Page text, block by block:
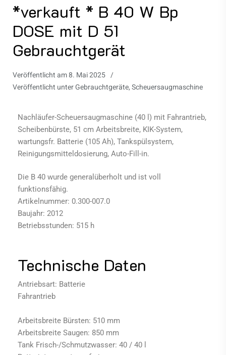
*verkauft * B 40 W Bp
DOSE mit D 51
Gebrauchtgerät
Veröffentlicht am8. Mai 2025
Veröffentlicht unterGebrauchtgeräte,Scheuersaugmaschine
Nachläufer-Scheuersaugmaschine (40 l) mit Fahrantrieb,
Scheibenbürste, 51 cm Arbeitsbreite, KIK-System,
wartungsfr. Batterie (105 Ah), Tankspülsystem,
Reinigungsmitteldosierung, Auto-Fill-in.
Die B 40 wurde generalüberholt und ist voll
funktionsfähig.
Artikelnummer: 0.300-007.0
Baujahr: 2012
Betriebsstunden: 515 h
Technische Daten
Antriebsart: Batterie
Fahrantrieb
Arbeitsbreite Bürsten: 510 mm
Arbeitsbreite Saugen: 850 mm
Tank Frisch-/Schmutzwasser: 40 / 40 l